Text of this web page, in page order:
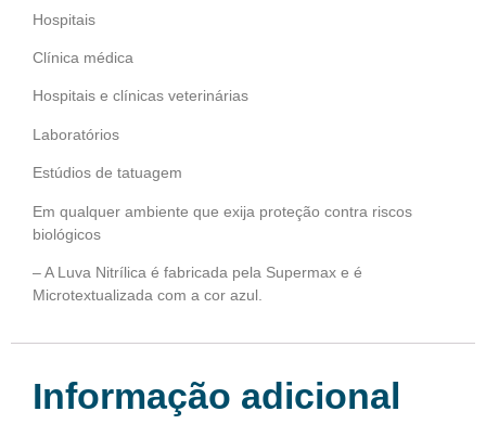
Hospitais
Clínica médica
Hospitais e clínicas veterinárias
Laboratórios
Estúdios de tatuagem
Em qualquer ambiente que exija proteção contra riscos
biológicos
– A Luva Nitrílica é fabricada pela Supermax e é
Microtextualizada com a cor azul.
Informação adicional